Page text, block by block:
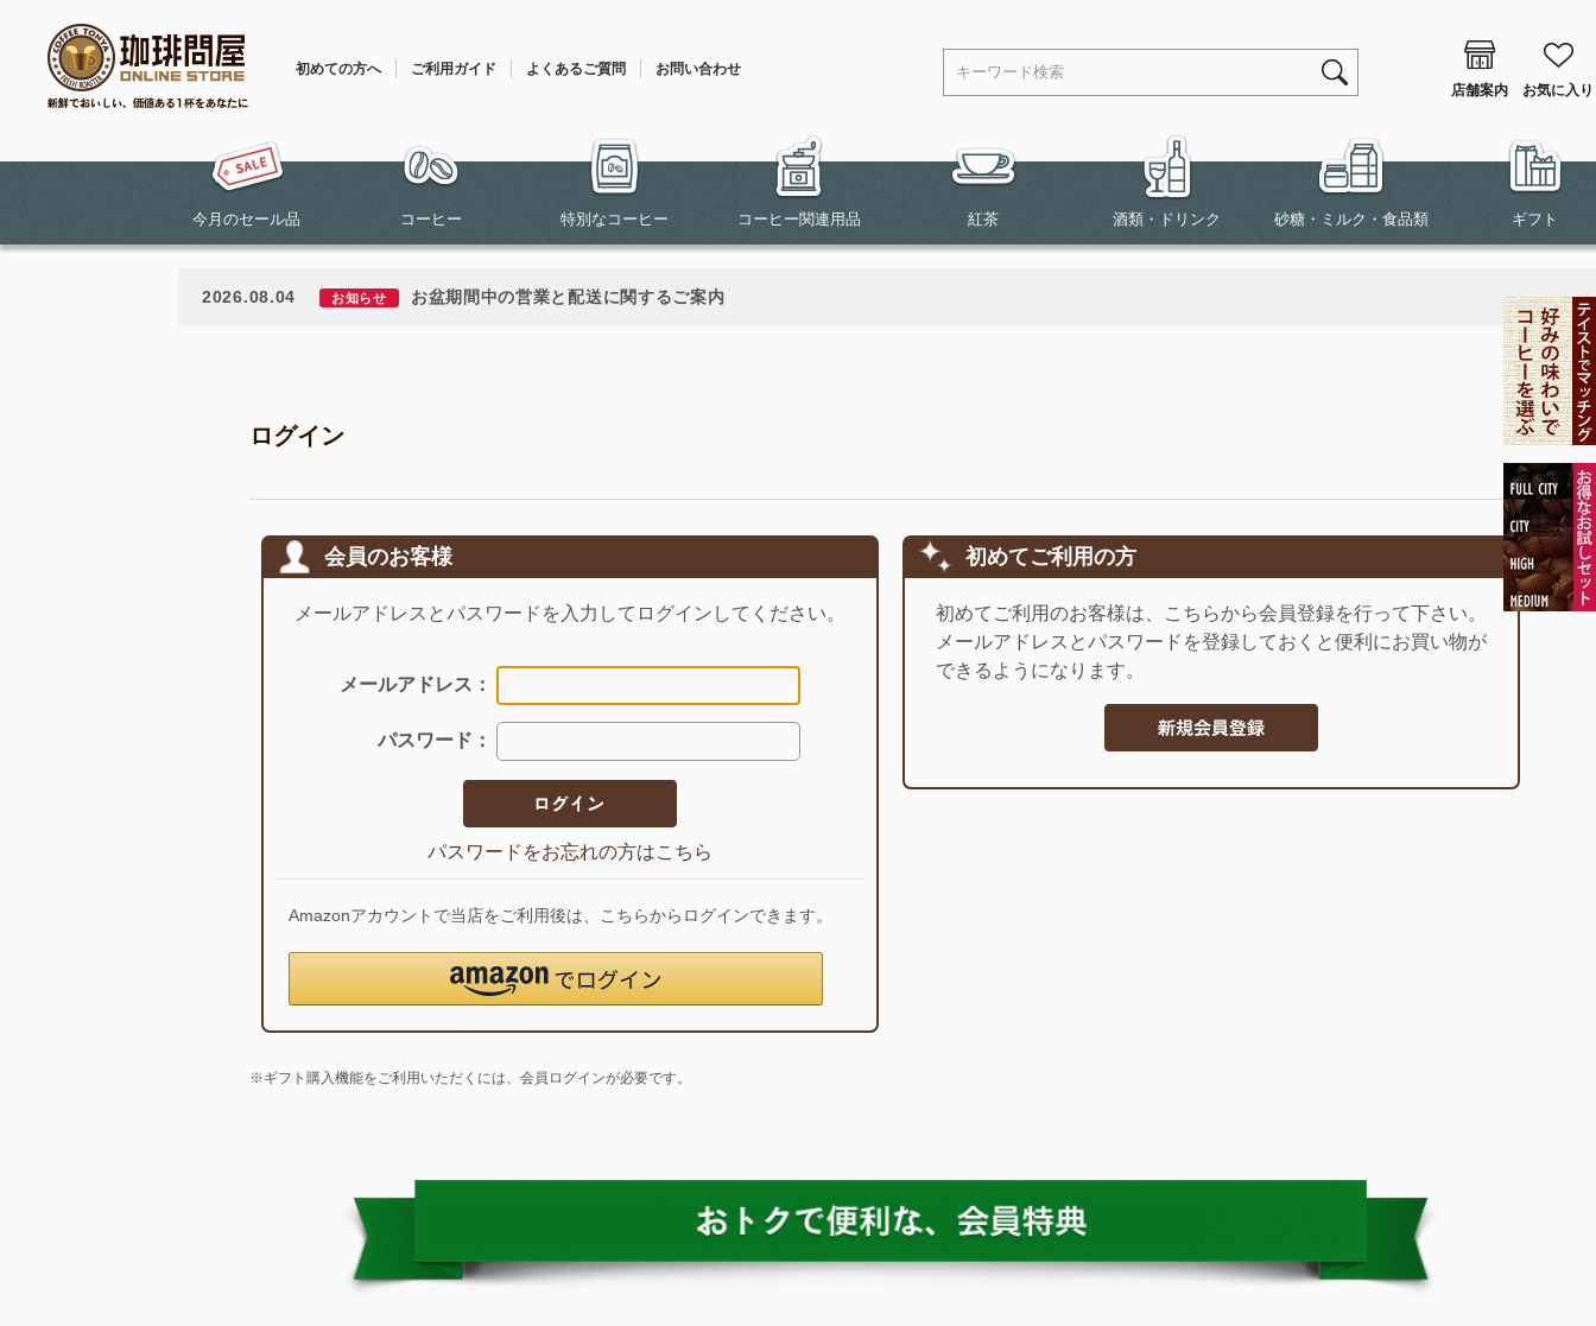
初めての方へ ご利用ガイド よくあるご質問
お問い合わせ
店舗案内
お気に入り
今月のセール品 コーヒー 特別なコーヒー コーヒー関連用品 紅茶 酒類・ドリンク 砂糖・ミルク・食品類 ギフト
2026.08.04 お知らせ お盆期間中の営業と配送に関するご案内
ログイン
会員のお客様
メールアドレスとパスワードを入力してログインしてください。
メールアドレス：
パスワード：
パスワードをお忘れの方はこちら
Amazonアカウントで当店をご利用後は、こちらからログインできます。
初めてご利用の方
初めてご利用のお客様は、こちらから会員登録を行って下さい。
メールアドレスとパスワードを登録しておくと便利にお買い物が
できるようになります。
※ギフト購入機能をご利用いただくには、会員ログインが必要です。